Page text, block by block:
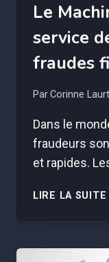
Le
service
fraudes
ParCorinne
Dans le
fraudeurs
et rapides.
LIRE LA SUITE